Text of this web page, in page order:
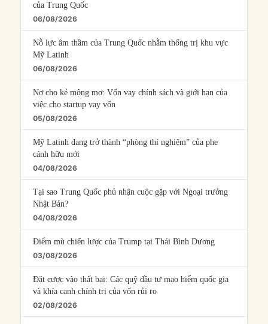
của Trung Quốc
06/08/2026
Nỗ lực âm thầm của Trung Quốc nhằm thống trị khu vực
Mỹ Latinh
06/08/2026
Nợ cho kẻ mộng mơ: Vốn vay chính sách và giới hạn của
việc cho startup vay vốn
05/08/2026
Mỹ Latinh đang trở thành “phòng thí nghiệm” của phe
cánh hữu mới
04/08/2026
Tại sao Trung Quốc phủ nhận cuộc gặp với Ngoại trưởng
Nhật Bản?
04/08/2026
Điểm mù chiến lược của Trump tại Thái Bình Dương
03/08/2026
Đặt cược vào thất bại: Các quỹ đầu tư mạo hiểm quốc gia
và khía cạnh chính trị của vốn rủi ro
02/08/2026